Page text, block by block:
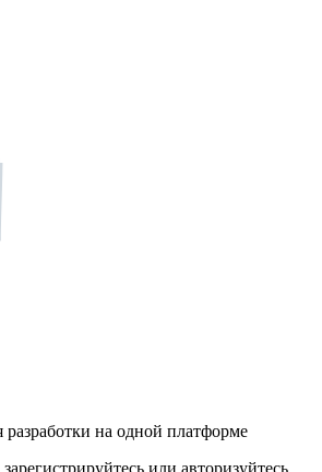
на одной платформе
или авторизуйтесь